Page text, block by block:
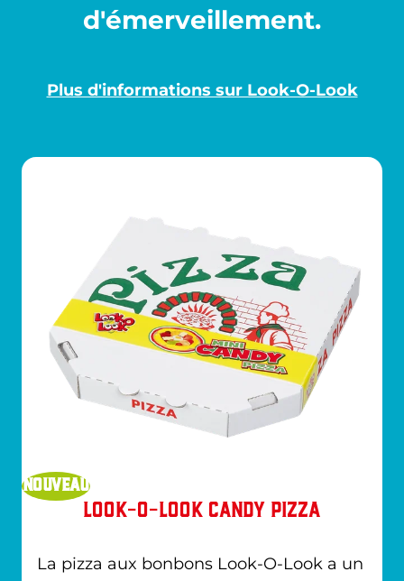
d'émerveillement.
Plus d'informations sur Look-O-Look
Look-O-Look Candy Pizza
La pizza aux bonbons Look-O-Look a un
NOUVEAU